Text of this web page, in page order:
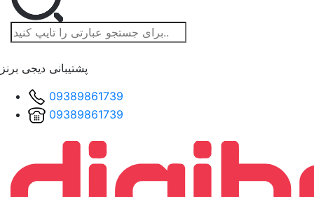
پشتیبانی دیجی برنز
09389861739
09389861739